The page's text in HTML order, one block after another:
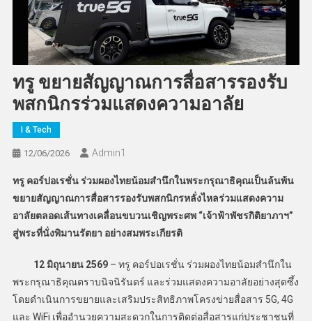
ทรู ขยายสัญญาณการสื่อสารรองรับ
พสกนิกรร่วมแสดงความอาลัย
I & Tech
12/06/2026 Admin​1
ทรู คอร์ปอเรชั่น ร่วมผองไทยน้อมสำนึกในพระกรุณาธิคุณเป็นล้นพ้น
ขยายสัญญาณการสื่อสารรองรับพสกนิกรหลั่งไหลร่วมแสดงความ
อาลัยตลอดเส้นทางเคลื่อนขบวนเชิญพระศพ “เจ้าฟ้าพัชรกิติยาภาฯ”
สู่พระที่นั่งพิมานรัตยา อย่างสมพระเกียรติ
12 มิถุนายน 2569– ทรู คอร์ปอเรชั่น ร่วมผองไทยน้อมสำนึกใน
พระกรุณาธิคุณตราบนิจนิรันดร์ และร่วมแสดงความอาลัยอย่างสุดซึ้ง
โดยดำเนินการขยายและเสริมประสิทธิภาพโครงข่ายสื่อสาร 5G, 4G
และ WiFi เพื่ออำนวยความสะดวกในการติดต่อสื่อสารแก่ประชาชนที่